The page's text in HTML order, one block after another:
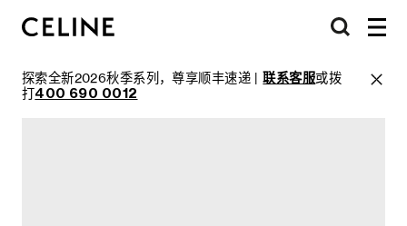
探索全新2026秋季系列，尊享顺丰速递 |联系客服或拨
打400 690 0012